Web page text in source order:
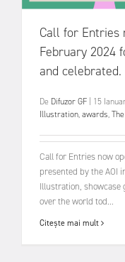
Call for Entries
February 2024
and celebrated.
De Difuzor GF 15
Illustration,awards,
Call for Entries now
presented by the AOI
Illustration,
over the world tod...
Citește mai mult